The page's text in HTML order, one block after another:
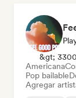
&gt;
Americana
Pop bailable
Agregar